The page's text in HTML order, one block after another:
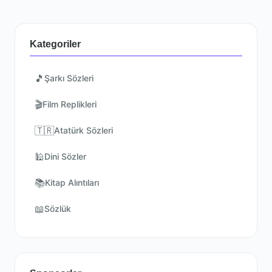
Kategoriler
🎵 Şarkı Sözleri
🎬Film Replikleri
🇹🇷Atatürk Sözleri
🕌Dini Sözler
📚Kitap Alıntıları
📖Sözlük